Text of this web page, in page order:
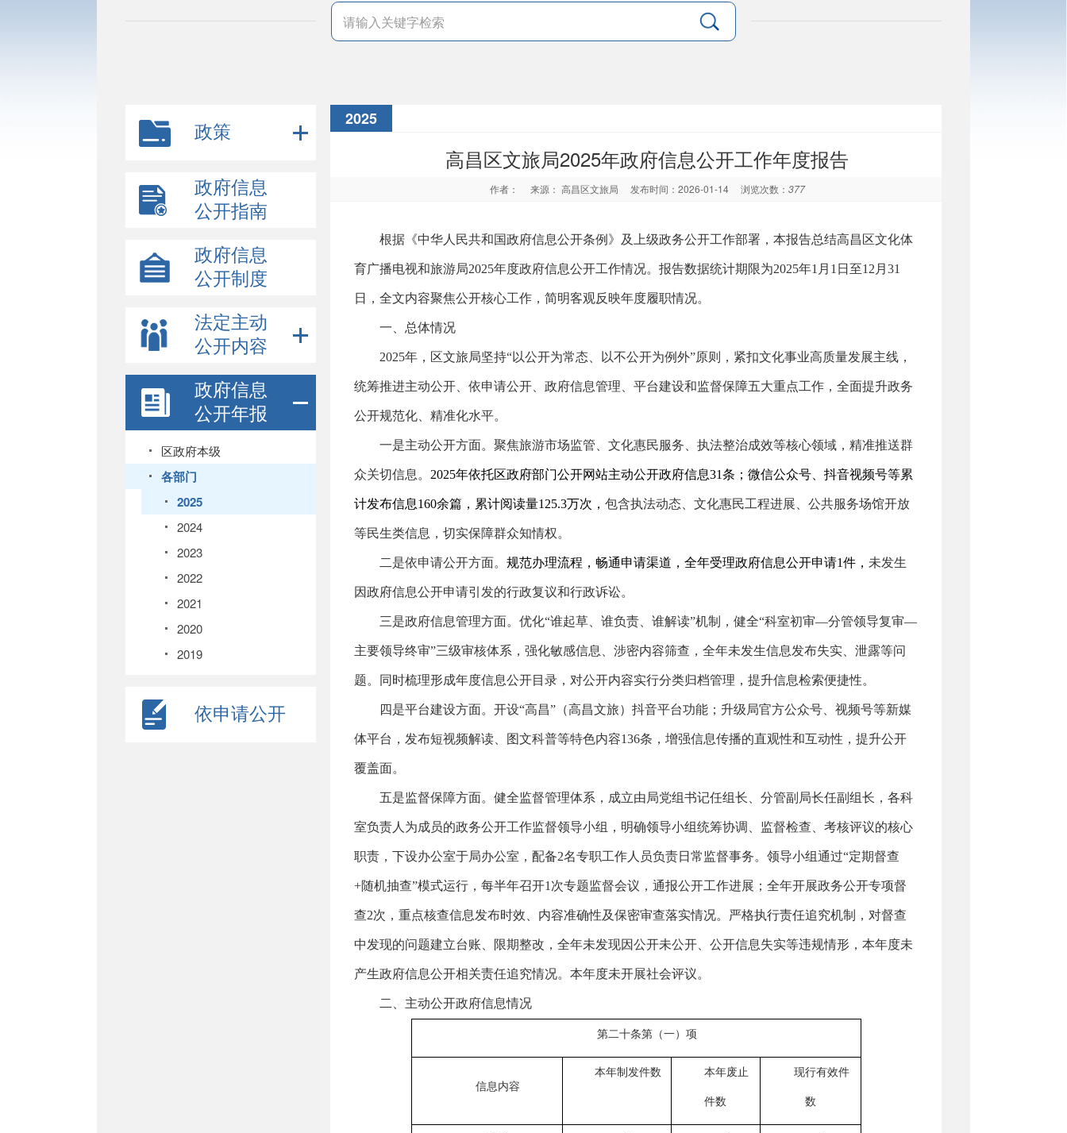
政策
政府信息
公开指南
政府信息
公开制度
法定主动
公开内容
政府信息
公开年报
区政府本级
各部门
2025
2024
2023
2022
2021
2020
2019
依申请公开
2025
高昌区文旅局2025年政府信息公开工作年度报告
作者： 来源： 高昌区文旅局 发布时间：2026-01-14 浏览次数： 377
根据《中华人民共和国政府信息公开条例》及上级政务公开工作部署，本报告总结高昌区文化体
育广播电视和旅游局2025年度政府信息公开工作情况。报告数据统计期限为2025年1月1日至12月31
日，全文内容聚焦公开核心工作，简明客观反映年度履职情况。
一、总体情况
2025年，区文旅局坚持“以公开为常态、以不公开为例外”原则，紧扣文化事业高质量发展主线，
统筹推进主动公开、依申请公开、政府信息管理、平台建设和监督保障五大重点工作，全面提升政务
公开规范化、精准化水平。
一是主动公开方面。 聚焦旅游市场监管、文化惠民服务、执法整治成效等核心领域，精准推送群
众关切信息。 2025年依托区政府部门公开网站主动公开政府信息31条 ； 微信公众号 抖音视频号等累
计发布信息160余篇，累计阅读量125.3万次， 包含执法动态、文化惠民工程进展、公共服务场馆开放
等民生类信息，切实保障群众知情权。
二是依申请公开方面。 规范办理流程，畅通申请渠道，全年受理政府信息公开申请1件， 未发生
因政府信息公开申请引发的行政复议和行政诉讼。
三是政府信息管理方面。优化“谁起草、谁负责、谁解读”机制，健全“科室初审—分管领导复审—
主要领导终审”三级审核体系，强化敏感信息、涉密内容筛查，全年未发生信息发布失实、泄露等问
题。同时梳理形成年度信息公开目录，对公开内容实行分类归档管理，提升信息检索便捷性。
四是平台建设方面。 开设“高昌”（高昌文旅）抖音平台功能；升级局官方公众号、视频号等新媒
体平台，发布短视频解读、图文科普等特色内容136条，增强信息传播的直观性和互动性，提升公开
覆盖面。
五是监督保障方面。 健全监督管理体系，成立由局党组书记任组长、分管副局长任副组长，各科
室负责人为成员的政务公开工作监督领导小组，明确领导小组统筹协调、监督检查、考核评议的核心
职责，下设办公室于局办公室，配备2名专职工作人员负责日常监督事务。领导小组通过“定期督查
+随机抽查”模式运行，每半年召开1次专题监督会议，通报公开工作进展；全年开展政务公开专项督
查2次，重点核查信息发布时效、内容准确性及保密审查落实情况。严格执行责任追究机制，对督查
中发现的问题建立台账、限期整改，全年未发现因公开未公开、公开信息失实等违规情形， 本年度未
产生政府信息公开相关责任追究情况。本年度未开展社会评议。
二、主动公开政府信息情况
第二十条第（一）项
信息内容
本年制 发件数 本年废止
件数
现行有效件
数